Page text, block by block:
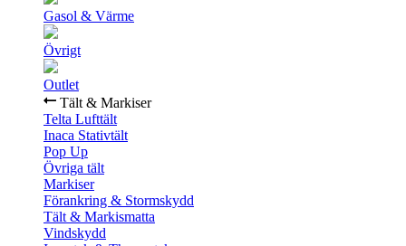
Gasol & Värme
Övrigt
Outlet
Tält & Markiser
Telta Lufttält
Inaca Stativtält
Pop Up
Övriga tält
Markiser
Förankring & Stormskydd
Tält & Markismatta
Vindskydd